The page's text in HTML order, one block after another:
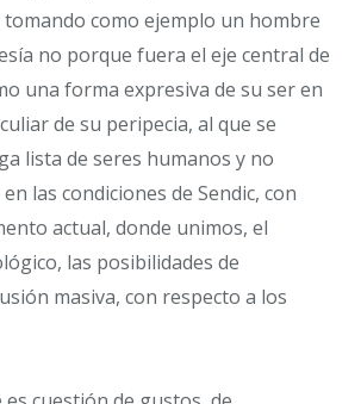
tomando como ejemplo un hombre
no porque fuera el eje central de
una forma expresiva de su ser en
de su peripecia, al que se
lista de seres humanos y no
las condiciones de Sendic, con
actual, donde unimos, el
las posibilidades de
masiva, con respecto a los